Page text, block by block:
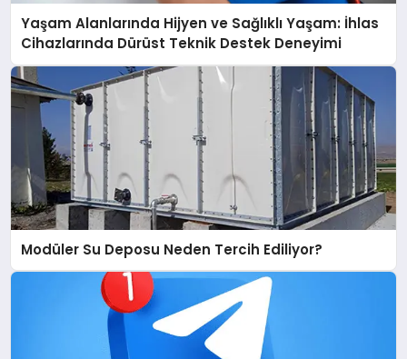
Yaşam Alanlarında Hijyen ve Sağlıklı Yaşam: İhlas
Cihazlarında Dürüst Teknik Destek Deneyimi
Modüler Su Deposu Neden Tercih Ediliyor?